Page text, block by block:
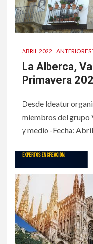
ABRIL 2022 ANTERIORES
La Alberca,
Primavera
Desde Ideatur
miembros del grupo
y medio -Fecha: